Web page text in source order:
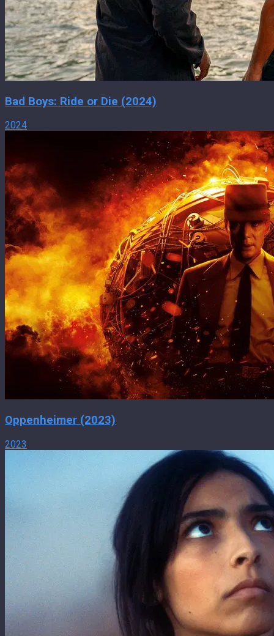
Bad Boys: Ride or Die (2024)
2024
Oppenheimer (2023)
2023